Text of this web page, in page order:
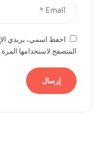
احفظ اسمي، بريدي
المتصفح لاستخدامها